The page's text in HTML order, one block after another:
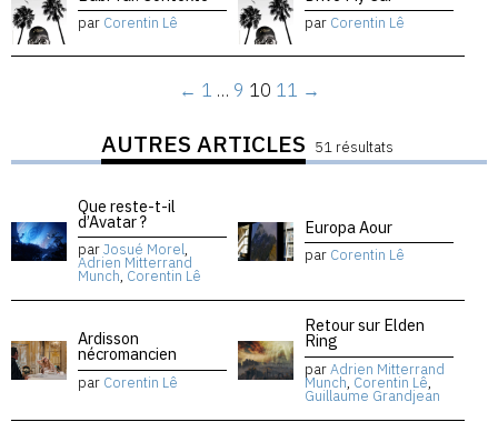
par Corentin Lê par Corentin Lê
← 1 … 9 10 11 →
AUTRES ARTICLES 51 résultats
Que reste-t-il
d’Avatar ?
parJosué Morel,
Adrien Mitterrand
Munch, Corentin Lê
Europa Aour
par Corentin Lê
Ardisson
nécromancien
par Corentin Lê
Retour sur Elden
Ring
parAdrien Mitterrand
Munch, Corentin Lê,
Guillaume Grandjean